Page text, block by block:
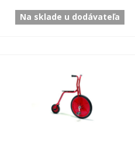
Na sklade u dodávateľa